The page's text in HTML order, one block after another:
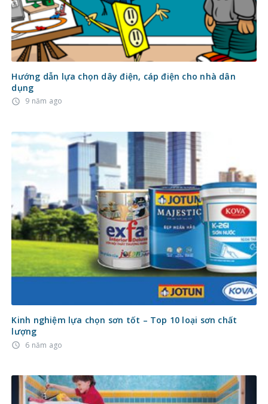
Hướng dẫn lựa chọn dây điện, cáp điện cho nhà dân
dụng
access_time 9 năm ago
Kinh nghiệm lựa chọn sơn tốt – Top 10 loại sơn chất
lượng
access_time 6 năm ago